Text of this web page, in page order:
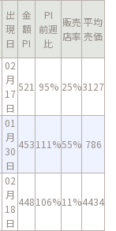
出
現
日
金
額
PI
PI
前週
比
販売
店率
平均
売価
02
月
17
日
521 95% 25%3127
01
月
30
日
453111%55% 786
02
月
18
日
448106%11%4434